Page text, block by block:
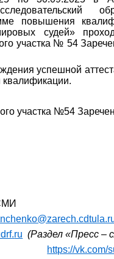
повышения
судей»
участка № 54
успешной
участка №54
со СМИ
.ru (Раздел «Пресс –
https://vk.com/